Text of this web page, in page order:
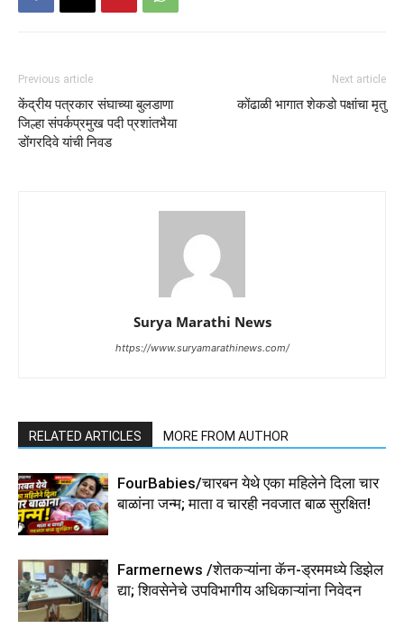
Previous article
केंद्रीय पत्रकार संघाच्या बुलडाणा
जिल्हा संपर्कप्रमुख पदी प्रशांतभैया
डोंगरदिवे यांची निवड
Next article
कोंढाळी भागात शेकडो पक्षांचा मृतु
Surya Marathi News
https://www.suryamarathinews.com/
RELATED ARTICLES MORE FROM AUTHOR
FourBabies/चारबन येथे एका महिलेने दिला चार
बाळांना जन्म; माता व चारही नवजात बाळ सुरक्षित!
Farmernews /शेतकऱ्यांना कॅन-ड्रममध्ये डिझेल
द्या; शिवसेनेचे उपविभागीय अधिकाऱ्यांना निवेदन